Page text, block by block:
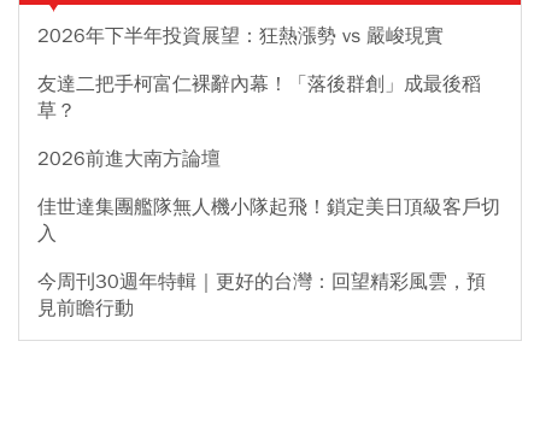
2026年下半年投資展望：狂熱漲勢 vs 嚴峻現實
友達二把手柯富仁裸辭內幕！「落後群創」成最後稻
草？
2026前進大南方論壇
佳世達集團艦隊無人機小隊起飛！鎖定美日頂級客戶切
入
今周刊30週年特輯｜更好的台灣：回望精彩風雲，預
見前瞻行動